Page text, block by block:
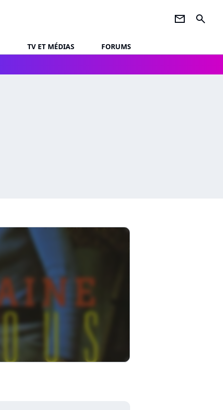
newsletter search
TV ET MÉDIAS
FORUMS